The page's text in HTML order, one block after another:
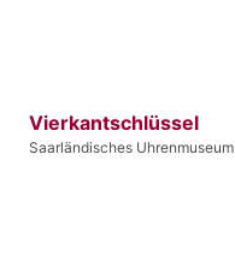
Vierkantschlüssel
Saarländisches Uhrenmuseum